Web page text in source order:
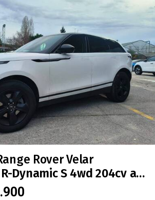
Rover Velar
2.0d i4 mhev R-Dynamic S 4wd 204cv auto